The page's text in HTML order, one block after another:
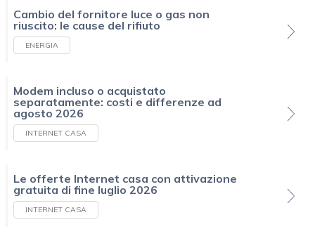
Cambio del fornitore luce o gas non
riuscito: le cause del rifiuto
ENERGIA
Modem incluso o acquistato
separatamente: costi e differenze ad
agosto 2026
INTERNET CASA
Le offerte Internet casa con attivazione
gratuita di fine luglio 2026
INTERNET CASA